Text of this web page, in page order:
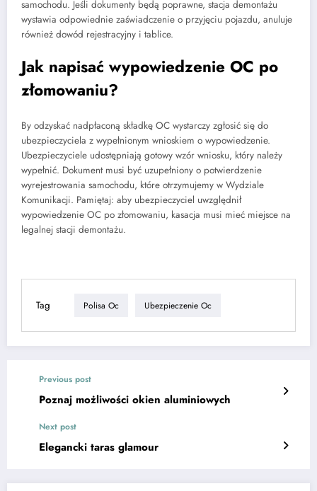
samochodu. Jeśli dokumenty będą poprawne, stacja demontażu
wystawia odpowiednie zaświadczenie o przyjęciu pojazdu, anuluje
również dowód rejestracyjny i tablice.
Jak napisać wypowiedzenie OC po
złomowaniu?
By odzyskać nadpłaconą składkę OC wystarczy zgłosić się do
ubezpieczyciela z wypełnionym wnioskiem o wypowiedzenie.
Ubezpieczyciele udostępniają gotowy wzór wniosku, który należy
wypełnić. Dokument musi być uzupełniony o potwierdzenie
wyrejestrowania samochodu, które otrzymujemy w Wydziale
Komunikacji. Pamiętaj: aby ubezpieczyciel uwzględnił
wypowiedzenie OC po złomowaniu, kasacja musi mieć miejsce na
legalnej stacji demontażu.
Tag Polisa Oc Ubezpieczenie Oc
Previous post
Poznaj możliwości okien aluminiowych
Next post
Elegancki taras glamour